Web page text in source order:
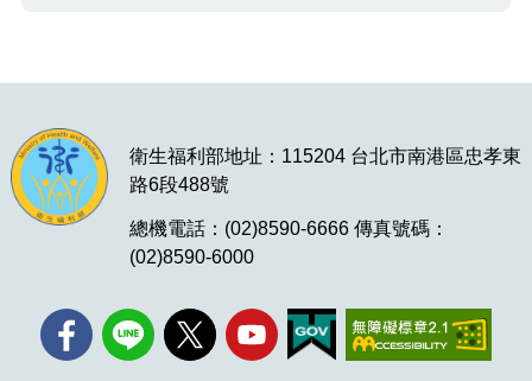
衛生福利部地址：115204 台北市南港區忠孝東
路6段488號
總機電話：(02)8590-6666 傳真號碼：
(02)8590-6000